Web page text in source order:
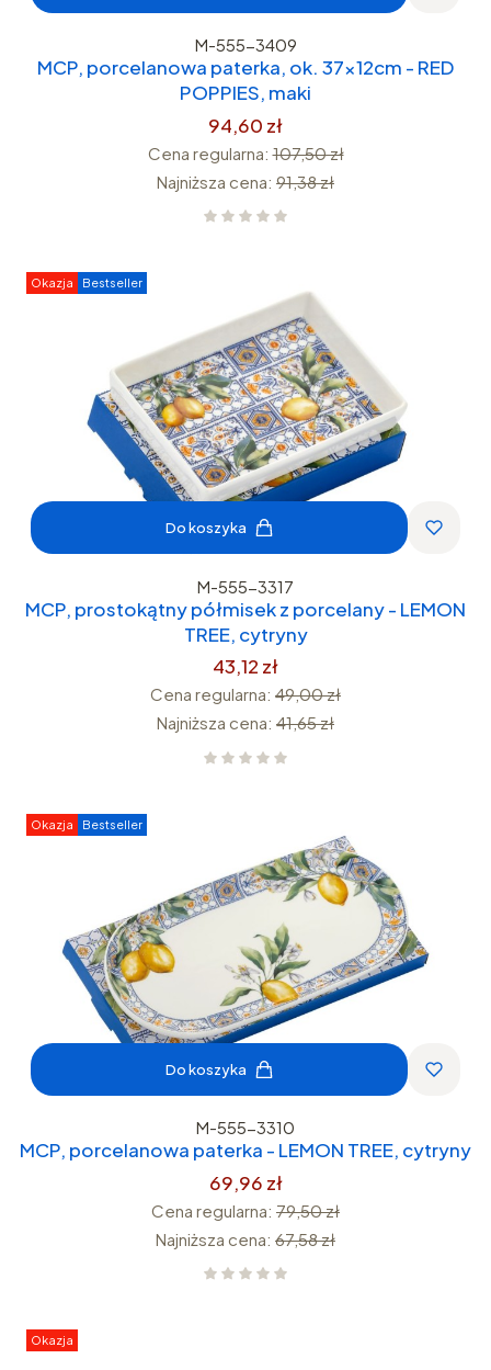
M-555-3409
MCP, porcelanowa paterka, ok. 37x12cm - RED
POPPIES, maki
94,60 zł
Cena regularna: 107,50 zł
Najniższa cena: 91,38 zł
Okazja Bestseller
Do koszyka
M-555-3317
MCP, prostokątny półmisek z porcelany - LEMON
TREE, cytryny
43,12 zł
Cena regularna: 49,00 zł
Najniższa cena: 41,65 zł
Okazja Bestseller
Do koszyka
M-555-3310
MCP, porcelanowa paterka - LEMON TREE, cytryny
69,96 zł
Cena regularna: 79,50 zł
Najniższa cena: 67,58 zł
Okazja